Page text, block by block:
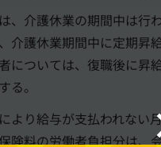
、介護休業の期間中は行
介護休業期間中に定期昇
については、復職後に昇
る。
より給与が支払われない
険料の労働者負担分は、